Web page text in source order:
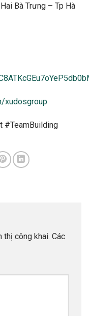
Bà Trưng – Tp Hà
xudosgroup
#TeamBuilding
thị công khai. Các